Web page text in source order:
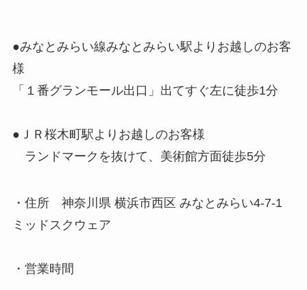
●みなとみらい線みなとみらい駅よりお越しのお客
様
「１番グランモール出口」出てすぐ左に徒歩1分
●ＪＲ桜木町駅よりお越しのお客様
ランドマークを抜けて、美術館方面徒歩5分
・住所 神奈川県 横浜市西区 みなとみらい4-7-1
ミッドスクウェア
・営業時間